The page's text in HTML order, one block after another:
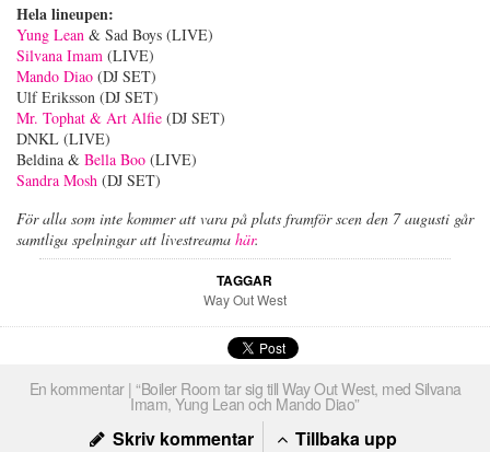
Hela lineupen:
Yung Lean & Sad Boys (LIVE)
Silvana Imam (LIVE)
Mando Diao (DJ SET)
Ulf Eriksson (DJ SET)
Mr. Tophat & Art Alfie (DJ SET)
DNKL (LIVE)
Beldina & Bella Boo (LIVE)
Sandra Mosh (DJ SET)
För alla som inte kommer att vara på plats framför scen den 7 augusti går
samtliga spelningar att livestreama här.
TAGGAR
Way Out West
En kommentar | “Boiler Room tar sig till Way Out West, med Silvana
Imam, Yung Lean och Mando Diao”
Skriv kommentar Tillbaka upp